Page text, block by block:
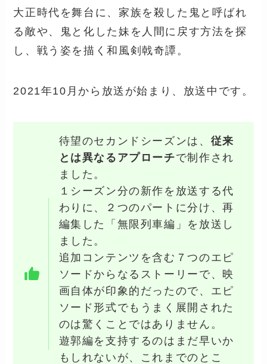
大正時代を舞台に、家族を殺した鬼と呼ばれ
る敵や、鬼と化した妹を人間に戻す方法を探
し、戦う姿を描く和風剣戟奇譚。
2021年10月から放送が始まり、放送中です。
待望のセカンドシーズンは、 従来
とは異なるアプローチで制作され
ました。
１シーズン分の新作を放送する代
わりに、２つのパートに分け、再
編集した「無限列車編」を放送し
ました。
追加コンテンツを含む７つのエピ
ソードからなるストーリーで、映
画自体が印象的だったので、エピ
ソード形式でもうまく展開された
のは驚くことではありません。
遊郭編を支持するのはまだ早いか
もしれないが、これまでのとこ